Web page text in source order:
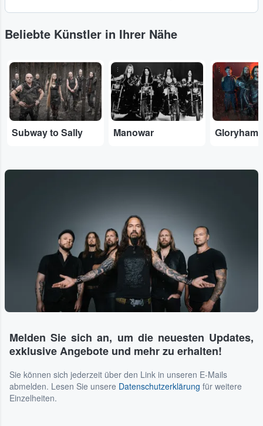
Beliebte Künstler in Ihrer Nähe
...
Subway to Sally
...
Manowar
...
Melden Sie sich an, um die neuesten Updates,
exklusive Angebote und mehr zu erhalten!
Sie können sich jederzeit über den Link in unseren E-Mails
abmelden. Lesen Sie unsere Datenschutzerklärung für weitere
Einzelheiten.